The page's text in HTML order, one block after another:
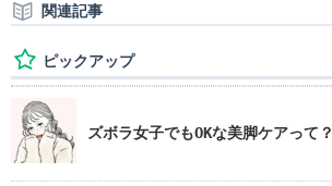
関連記事
ピックアップ
ズボラ女子でもOKな美脚ケアって？